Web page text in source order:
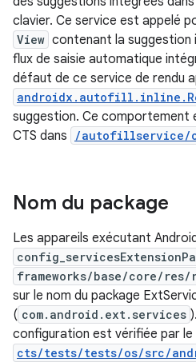
clavier. Ce service est appelé
View contenant la suggestion
flux de saisie automatique
défaut de ce service de rendu
suggestion. Ce comportement
CTS dans
/autofillservice/
Nom du package
Les appareils exécutant
frameworks/base/core/
sur le nom du package
( com.android.ext.services
configuration est vérifiée par
cts/tests/tests/os/src/